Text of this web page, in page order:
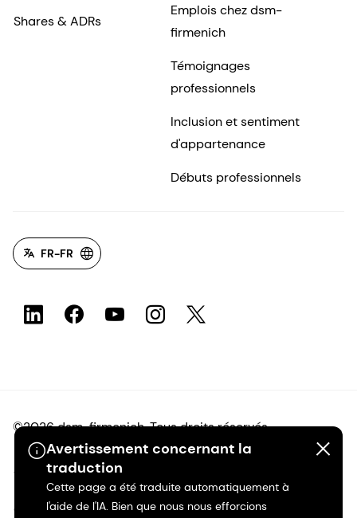
Avertissement concernant la
traduction
Cette page a été traduite automatiquement à
l'aide de l'IA. Bien que nous nous efforcions
Shares & ADRs
Emplois chez dsm-
firmenich
Témoignages
professionnels
Inclusion et sentiment
d'appartenance
Débuts professionnels
FR-FR
©2026 dsm-firmenich. Tous droits réservés.
Avis de confidentialité
Conditions d'utilisation